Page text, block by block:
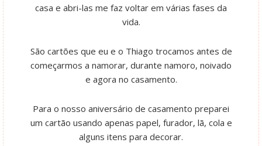
casa e abri-las me faz voltar em várias fases da
vida.
São cartões que eu e o Thiago trocamos antes de
começarmos a namorar, durante namoro, noivado
e agora no casamento.
Para o nosso aniversário de casamento preparei
um cartão usando apenas papel, furador, lã, cola e
alguns itens para decorar.